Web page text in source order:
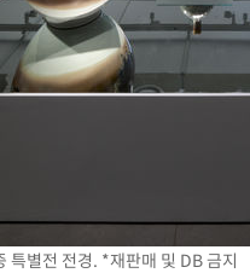
스X 로켓 달 충돌 흔적 포착
는 승부차기 끝 과달라하라 격파
풍 지나며 폭염 잠시 꺾인다"
한축구협회·축구회관 등 압수수색
특별전 전경. *재판매 및 DB 금지